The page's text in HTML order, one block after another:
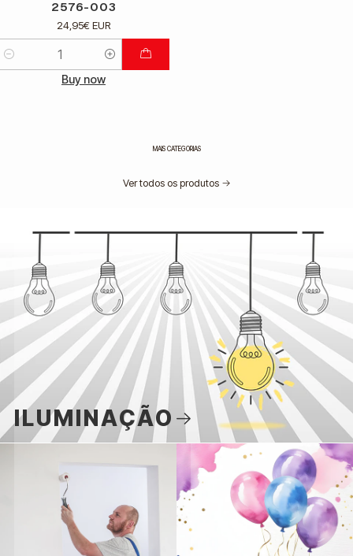
2576-003
24,95€ EUR
Buy now
MAIS CATEGORIAS
Ver todos os produtos
ILUMINAÇÃO